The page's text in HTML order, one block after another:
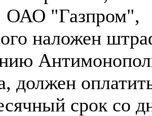
ОАО "Газпром",
наложен
должен
срок со